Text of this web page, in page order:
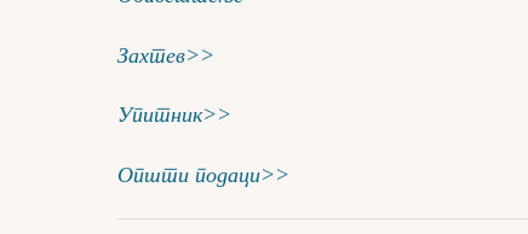
Захтев>>
Упитник>>
Општи подаци>>